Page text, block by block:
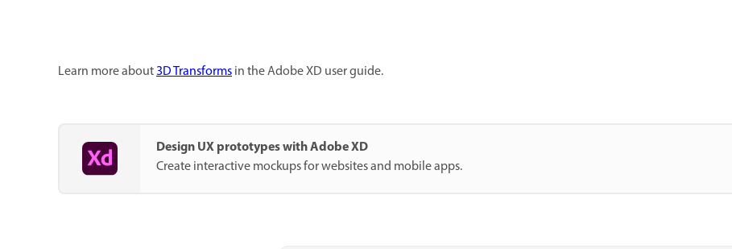
Learn more about3D Transformsin the Adobe XD user guide.
Design UX prototypes with Adobe XD
Create interactive mockups for websites and mobile apps.